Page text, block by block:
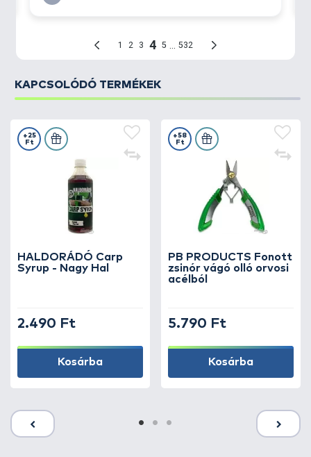
KAPCSOLÓDÓ TERMÉKEK
HALDORÁDÓ Carp
Syrup - Nagy Hal
+25
Ft
2.490 Ft
Kosárba
PB PRODUCTS Fonott
zsinór vágó olló orvosi
acélból
+58
Ft
5.790 Ft
Kosárba